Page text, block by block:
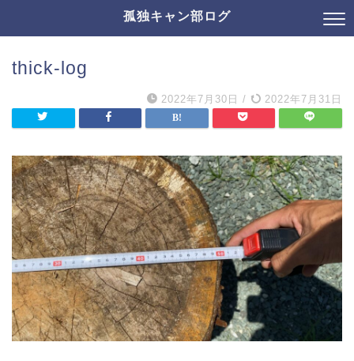
孤独キャン部ログ
thick-log
2022年7月30日 / 2022年7月31日